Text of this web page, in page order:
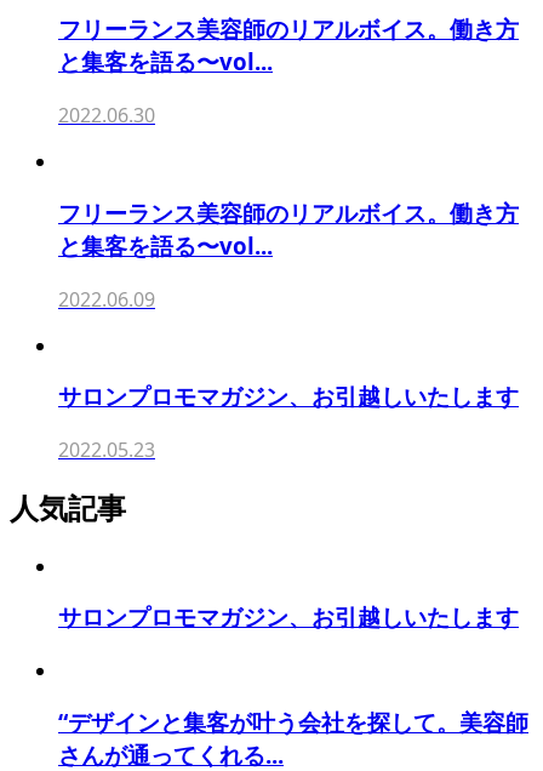
フリーランス美容師のリアルボイス。働き方
と集客を語る〜vol...
2022.06.30
フリーランス美容師のリアルボイス。働き方
と集客を語る〜vol...
2022.06.09
サロンプロモマガジン、お引越しいたします
2022.05.23
人気記事
サロンプロモマガジン、お引越しいたします
“デザインと集客が叶う会社を探して。美容師
さんが通ってくれる...